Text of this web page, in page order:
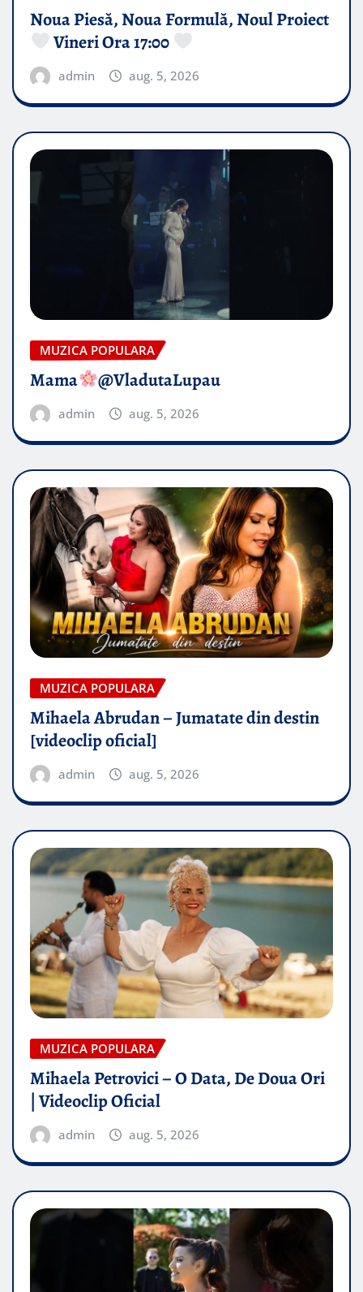
Noua Piesă, Noua Formulă, Noul Proiect
Vineri Ora 17:00
admin aug. 5, 2026
MUZICA POPULARA
Mama @VladutaLupau
admin aug. 5, 2026
MUZICA POPULARA
Mihaela Abrudan – Jumatate din destin
[videoclip oficial]
admin aug. 5, 2026
MUZICA POPULARA
Mihaela Petrovici – O Data, De Doua Ori
| Videoclip Oficial
admin aug. 5, 2026